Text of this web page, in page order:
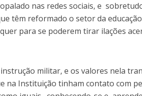
nas redes sociais, e
têm reformado o setor da
para se poderem tirar ilações
militar, e os valores nela
na Instituição tinham contato com